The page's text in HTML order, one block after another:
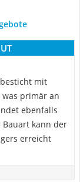
mit
was primär an
ebenfalls
Bauart kann der
erreicht